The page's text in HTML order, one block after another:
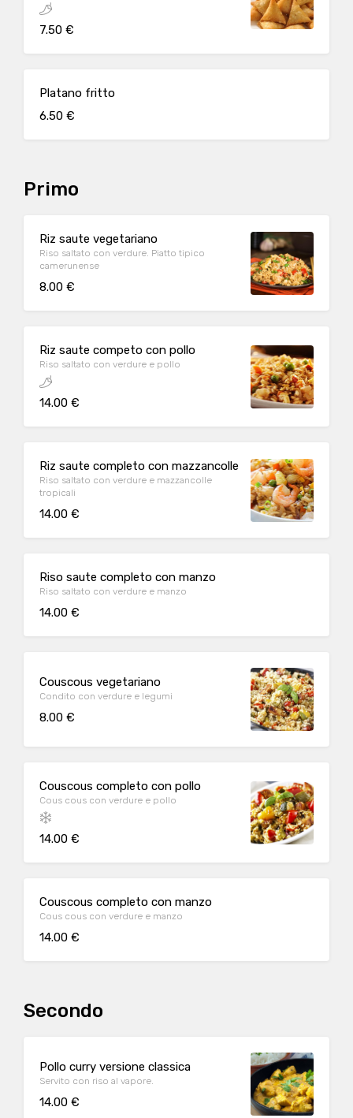
7.50 €
Platano fritto
6.50 €
Primo
Riz saute vegetariano
Riso saltato con verdure. Piatto tipico
camerunense
8.00 €
Riz saute competo con pollo
Riso saltato con verdure e pollo
14.00 €
Riz saute completo con mazzancolle
Riso saltato con verdure e mazzancolle
tropicali
14.00 €
Riso saute completo con manzo
Riso saltato con verdure e manzo
14.00 €
Couscous vegetariano
Condito con verdure e legumi
8.00 €
Couscous completo con pollo
Cous cous con verdure e pollo
14.00 €
Couscous completo con manzo
Cous cous con verdure e manzo
14.00 €
Secondo
Pollo curry versione classica
Servito con riso al vapore.
14.00 €